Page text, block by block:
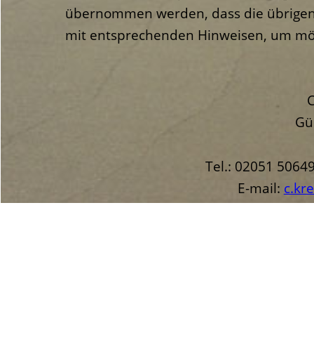
übernommen werden, dass die
mit entsprechenden Hinweisen, um
Tel.: 02051
E-mail: